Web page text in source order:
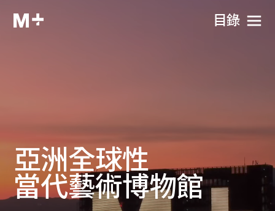
目​錄
亞洲全球性
當代藝術博物館